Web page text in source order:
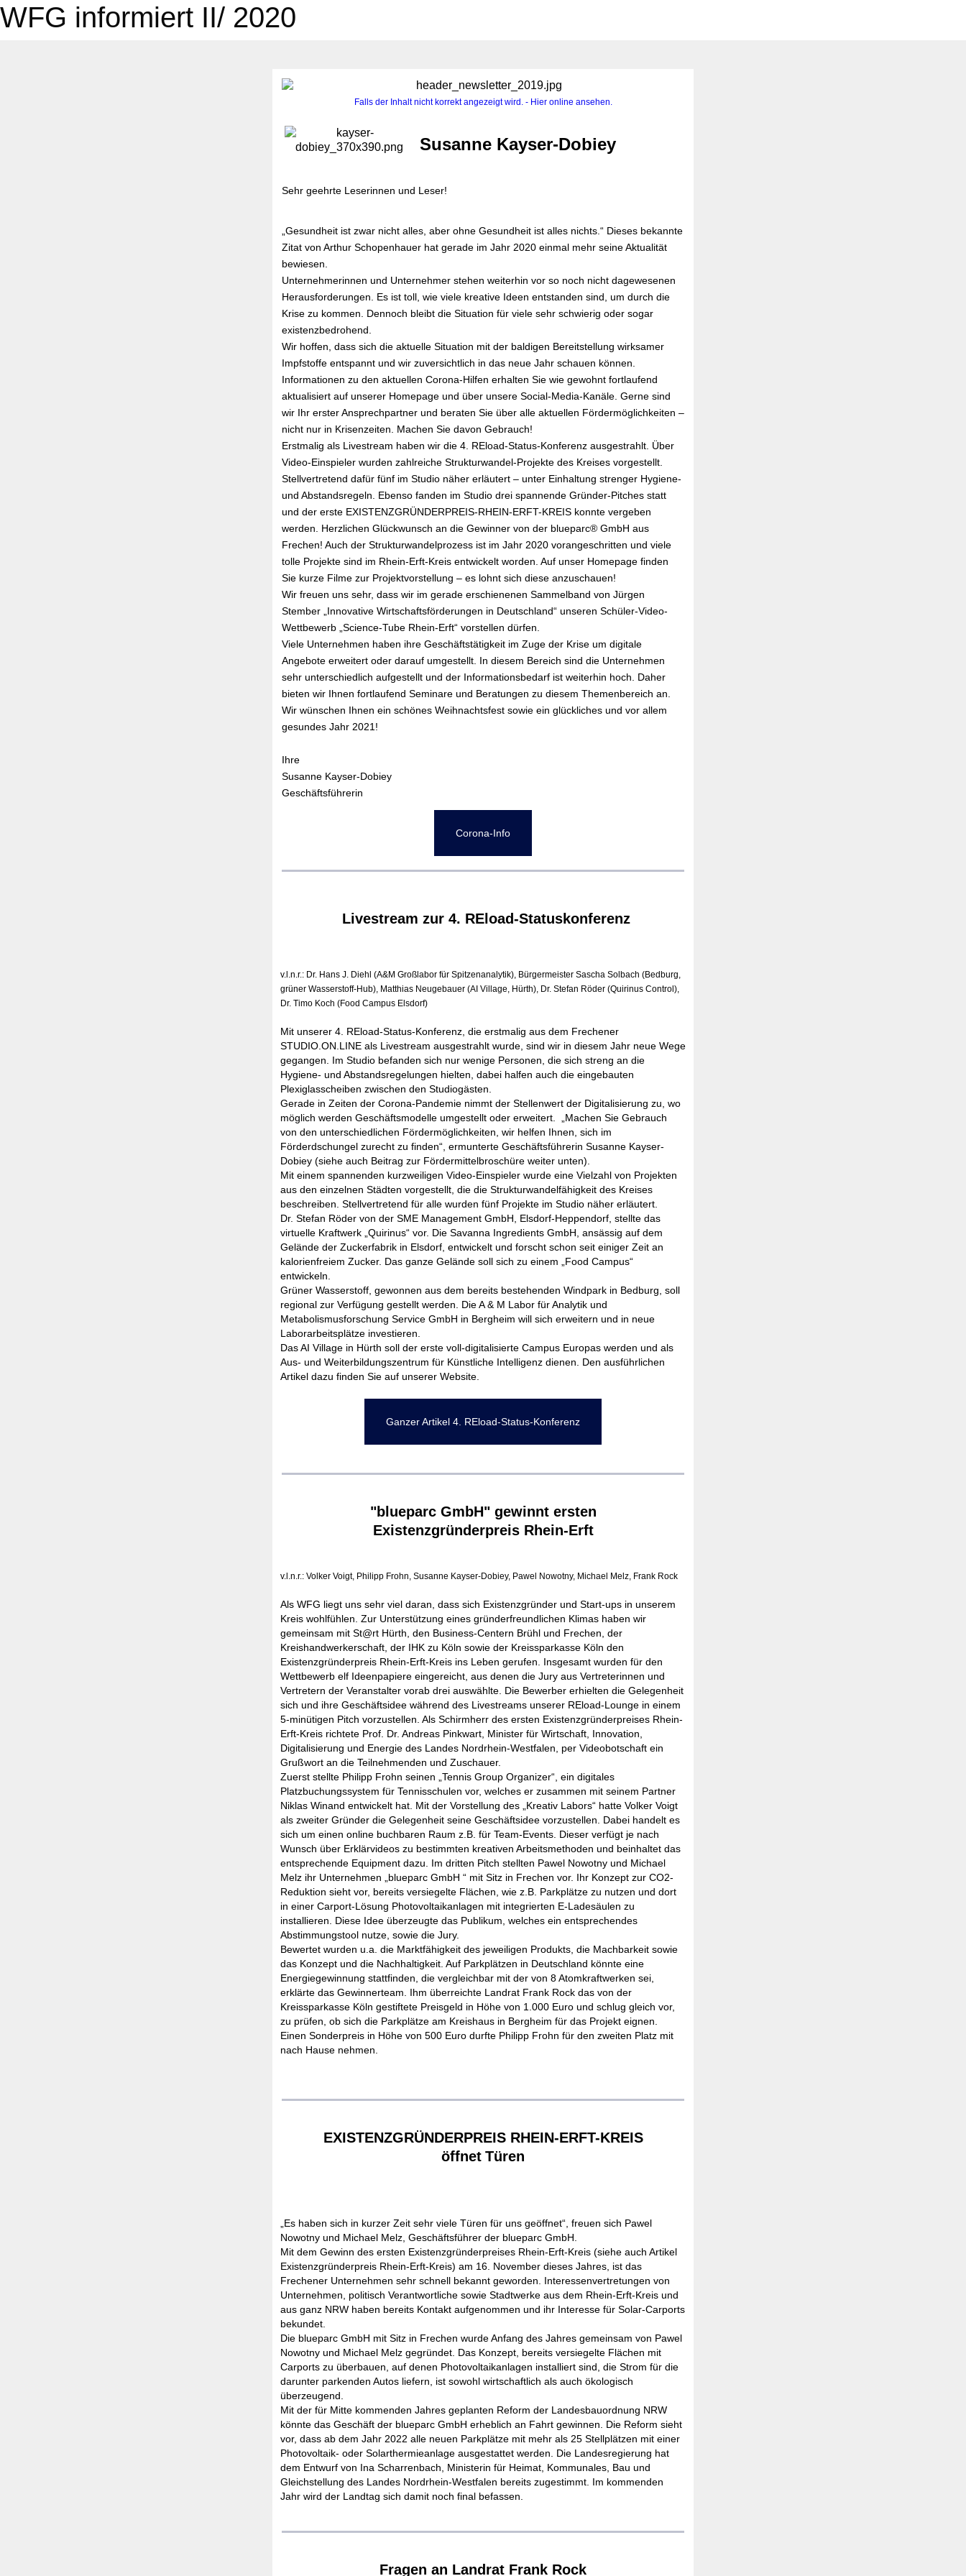
WFG informiert II/ 2020
Falls der Inhalt nicht korrekt angezeigt wird. - Hier online ansehen.
Susanne Kayser-Dobiey
Sehr geehrte Leserinnen und Leser!
„Gesundheit ist zwar nicht alles, aber ohne Gesundheit ist alles nichts.“ Dieses bekannte
Zitat von Arthur Schopenhauer hat gerade im Jahr 2020 einmal mehr seine Aktualität
bewiesen.
Unternehmerinnen und Unternehmer stehen weiterhin vor so noch nicht dagewesenen
Herausforderungen. Es ist toll, wie viele kreative Ideen entstanden sind, um durch die
Krise zu kommen. Dennoch bleibt die Situation für viele sehr schwierig oder sogar
existenzbedrohend.
Wir hoffen, dass sich die aktuelle Situation mit der baldigen Bereitstellung wirksamer
Impfstoffe entspannt und wir zuversichtlich in das neue Jahr schauen können.
Informationen zu den aktuellen Corona-Hilfen erhalten Sie wie gewohnt fortlaufend
aktualisiert auf unserer Homepage und über unsere Social-Media-Kanäle. Gerne sind
wir Ihr erster Ansprechpartner und beraten Sie über alle aktuellen Fördermöglichkeiten –
nicht nur in Krisenzeiten. Machen Sie davon Gebrauch!
Erstmalig als Livestream haben wir die 4. REload-Status-Konferenz ausgestrahlt. Über
Video-Einspieler wurden zahlreiche Strukturwandel-Projekte des Kreises vorgestellt.
Stellvertretend dafür fünf im Studio näher erläutert – unter Einhaltung strenger Hygiene-
und Abstandsregeln. Ebenso fanden im Studio drei spannende Gründer-Pitches statt
und der erste EXISTENZGRÜNDERPREIS-RHEIN-ERFT-KREIS konnte vergeben
werden. Herzlichen Glückwunsch an die Gewinner von der blueparc® GmbH aus
Frechen! Auch der Strukturwandelprozess ist im Jahr 2020 vorangeschritten und viele
tolle Projekte sind im Rhein-Erft-Kreis entwickelt worden. Auf unser Homepage finden
Sie kurze Filme zur Projektvorstellung – es lohnt sich diese anzuschauen!
Wir freuen uns sehr, dass wir im gerade erschienenen Sammelband von Jürgen
Stember „Innovative Wirtschaftsförderungen in Deutschland“ unseren Schüler-Video-
Wettbewerb „Science-Tube Rhein-Erft“ vorstellen dürfen.
Viele Unternehmen haben ihre Geschäftstätigkeit im Zuge der Krise um digitale
Angebote erweitert oder darauf umgestellt. In diesem Bereich sind die Unternehmen
sehr unterschiedlich aufgestellt und der Informationsbedarf ist weiterhin hoch. Daher
bieten wir Ihnen fortlaufend Seminare und Beratungen zu diesem Themenbereich an.
Wir wünschen Ihnen ein schönes Weihnachtsfest sowie ein glückliches und vor allem
gesundes Jahr 2021!
Ihre
Susanne Kayser-Dobiey
Geschäftsführerin
Corona-Info
Livestream zur 4. REload-Statuskonferenz‍
v.l.n.r.: Dr. Hans J. Diehl (A&M Großlabor für Spitzenanalytik), Bürgermeister Sascha Solbach (Bedburg,
grüner Wasserstoff-Hub), Matthias Neugebauer (AI Village, Hürth), Dr. Stefan Röder (Quirinus Control),
Dr. Timo Koch (Food Campus Elsdorf)
Mit unserer 4. REload-Status-Konferenz, die erstmalig aus dem Frechener
STUDIO.ON.LINE als Livestream ausgestrahlt wurde, sind wir in diesem Jahr neue Wege
gegangen. Im Studio befanden sich nur wenige Personen, die sich streng an die
Hygiene- und Abstandsregelungen hielten, dabei halfen auch die eingebauten
Plexiglasscheiben zwischen den Studiogästen.
Gerade in Zeiten der Corona-Pandemie nimmt der Stellenwert der Digitalisierung zu, wo
möglich werden Geschäftsmodelle umgestellt oder erweitert. „Machen Sie Gebrauch
von den unterschiedlichen Fördermöglichkeiten, wir helfen Ihnen, sich im
Förderdschungel zurecht zu finden“, ermunterte Geschäftsführerin Susanne Kayser-
Dobiey (siehe auch Beitrag zur Fördermittelbroschüre weiter unten).
Mit einem spannenden kurzweiligen Video-Einspieler wurde eine Vielzahl von Projekten
aus den einzelnen Städten vorgestellt, die die Strukturwandelfähigkeit des Kreises
beschreiben. Stellvertretend für alle wurden fünf Projekte im Studio näher erläutert.
Dr. Stefan Röder von der SME Management GmbH, Elsdorf-Heppendorf, stellte das
virtuelle Kraftwerk „Quirinus“ vor. Die Savanna Ingredients GmbH, ansässig auf dem
Gelände der Zuckerfabrik in Elsdorf, entwickelt und forscht schon seit einiger Zeit an
kalorienfreiem Zucker. Das ganze Gelände soll sich zu einem „Food Campus“
entwickeln.
Grüner Wasserstoff, gewonnen aus dem bereits bestehenden Windpark in Bedburg, soll
regional zur Verfügung gestellt werden. Die A & M Labor für Analytik und
Metabolismusforschung Service GmbH in Bergheim will sich erweitern und in neue
Laborarbeitsplätze investieren.
Das AI Village in Hürth soll der erste voll-digitalisierte Campus Europas werden und als
Aus- und Weiterbildungszentrum für Künstliche Intelligenz dienen. Den ausführlichen
Artikel dazu finden Sie auf unserer Website.
Ganzer Artikel 4. REload-Status-Konferenz
"blueparc GmbH" gewinnt ersten
Existenzgründerpreis Rhein-Erft
v.l.n.r.: Volker Voigt, Philipp Frohn, Susanne Kayser-Dobiey, Pawel Nowotny, Michael Melz, Frank Rock
Als WFG liegt uns sehr viel daran, dass sich Existenzgründer und Start-ups in unserem
Kreis wohlfühlen. Zur Unterstützung eines gründerfreundlichen Klimas haben wir
gemeinsam mit St@rt Hürth, den Business-Centern Brühl und Frechen, der
Kreishandwerkerschaft, der IHK zu Köln sowie der Kreissparkasse Köln den
Existenzgründerpreis Rhein-Erft-Kreis ins Leben gerufen. Insgesamt wurden für den
Wettbewerb elf Ideenpapiere eingereicht, aus denen die Jury aus Vertreterinnen und
Vertretern der Veranstalter vorab drei auswählte. Die Bewerber erhielten die Gelegenheit
sich und ihre Geschäftsidee während des Livestreams unserer REload-Lounge in einem
5-minütigen Pitch vorzustellen. Als Schirmherr des ersten Existenzgründerpreises Rhein-
Erft-Kreis richtete Prof. Dr. Andreas Pinkwart, Minister für Wirtschaft, Innovation,
Digitalisierung und Energie des Landes Nordrhein-Westfalen, per Videobotschaft ein
Grußwort an die Teilnehmenden und Zuschauer.
Zuerst stellte Philipp Frohn seinen „Tennis Group Organizer“, ein digitales
Platzbuchungssystem für Tennisschulen vor, welches er zusammen mit seinem Partner
Niklas Winand entwickelt hat. Mit der Vorstellung des „Kreativ Labors“ hatte Volker Voigt
als zweiter Gründer die Gelegenheit seine Geschäftsidee vorzustellen. Dabei handelt es
sich um einen online buchbaren Raum z.B. für Team-Events. Dieser verfügt je nach
Wunsch über Erklärvideos zu bestimmten kreativen Arbeitsmethoden und beinhaltet das
entsprechende Equipment dazu. Im dritten Pitch stellten Pawel Nowotny und Michael
Melz ihr Unternehmen „blueparc GmbH “ mit Sitz in Frechen vor. Ihr Konzept zur CO2-
Reduktion sieht vor, bereits versiegelte Flächen, wie z.B. Parkplätze zu nutzen und dort
in einer Carport-Lösung Photovoltaikanlagen mit integrierten E-Ladesäulen zu
installieren. Diese Idee überzeugte das Publikum, welches ein entsprechendes
Abstimmungstool nutze, sowie die Jury.
Bewertet wurden u.a. die Marktfähigkeit des jeweiligen Produkts, die Machbarkeit sowie
das Konzept und die Nachhaltigkeit. Auf Parkplätzen in Deutschland könnte eine
Energiegewinnung stattfinden, die vergleichbar mit der von 8 Atomkraftwerken sei,
erklärte das Gewinnerteam. Ihm überreichte Landrat Frank Rock das von der
Kreissparkasse Köln gestiftete Preisgeld in Höhe von 1.000 Euro und schlug gleich vor,
zu prüfen, ob sich die Parkplätze am Kreishaus in Bergheim für das Projekt eignen.
Einen Sonderpreis in Höhe von 500 Euro durfte Philipp Frohn für den zweiten Platz mit
nach Hause nehmen.
EXISTENZGRÜNDERPREIS RHEIN-ERFT-KREIS
öffnet Türen‍
„Es haben sich in kurzer Zeit sehr viele Türen für uns geöffnet“, freuen sich Pawel
Nowotny und Michael Melz, Geschäftsführer der blueparc GmbH.
Mit dem Gewinn des ersten Existenzgründerpreises Rhein-Erft-Kreis (siehe auch Artikel
Existenzgründerpreis Rhein-Erft-Kreis) am 16. November dieses Jahres, ist das
Frechener Unternehmen sehr schnell bekannt geworden. Interessenvertretungen von
Unternehmen, politisch Verantwortliche sowie Stadtwerke aus dem Rhein-Erft-Kreis und
aus ganz NRW haben bereits Kontakt aufgenommen und ihr Interesse für Solar-Carports
bekundet.
Die blueparc GmbH mit Sitz in Frechen wurde Anfang des Jahres gemeinsam von Pawel
Nowotny und Michael Melz gegründet. Das Konzept, bereits versiegelte Flächen mit
Carports zu überbauen, auf denen Photovoltaikanlagen installiert sind, die Strom für die
darunter parkenden Autos liefern, ist sowohl wirtschaftlich als auch ökologisch
überzeugend.
Mit der für Mitte kommenden Jahres geplanten Reform der Landesbauordnung NRW
könnte das Geschäft der blueparc GmbH erheblich an Fahrt gewinnen. Die Reform sieht
vor, dass ab dem Jahr 2022 alle neuen Parkplätze mit mehr als 25 Stellplätzen mit einer
Photovoltaik- oder Solarthermieanlage ausgestattet werden. Die Landesregierung hat
dem Entwurf von Ina Scharrenbach, Ministerin für Heimat, Kommunales, Bau und
Gleichstellung des Landes Nordrhein-Westfalen bereits zugestimmt. Im kommenden
Jahr wird der Landtag sich damit noch final befassen.
Fragen an Landrat Frank Rock‍